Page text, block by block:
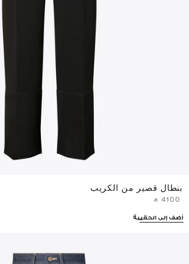
بنطال قصير من الكريب
‎ ⃁ ⁦4100⁩ ‎
أضف إلى الحقيبة